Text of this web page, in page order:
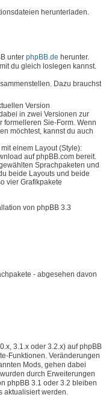
herunterladen.
unter phpBB.de herunter.
du gleich loslegen kannst.
Dazu brauchst
Version
in zwei Versionen zur
formelleren Sie-Form. Wenn
möchtest, kannst du auch
einem Layout (Style):
auf phpBB.com bereit.
Sprachpaketen und
beide Layouts und beide
vier Grafikpakete
von phpBB 3.3
- abgesehen davon
3.1.x oder 3.2.x) auf phpBB
Funktionen. Veränderungen
Mods, gehen dabei
durch Erweiterungen
phpBB 3.1 oder 3.2 bleiben
werden.